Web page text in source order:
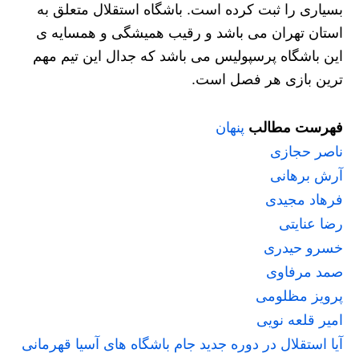
بسیاری را ثبت کرده است. باشگاه استقلال متعلق به
استان تهران می باشد و رقیب همیشگی و همسایه ی
این باشگاه پرسپولیس می باشد که جدال این تیم مهم
ترین بازی هر فصل است.
فهرست مطالب پنهان
ناصر حجازی
آرش برهانی
فرهاد مجیدی
رضا عنایتی
خسرو حیدری
صمد مرفاوی
پرویز مظلومی
امیر قلعه نویی
آیا استقلال در دوره جدید جام باشگاه های آسیا قهرمانی